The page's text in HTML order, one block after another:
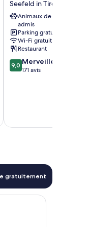
in
Tirol
Seefeld in Tirol
Animaux de compagnie
admis
Parking gratuit
Wi-Fi gratuit
Restaurant
9.0
sur
9,0 Merveilleux
171 avis
gratuitement